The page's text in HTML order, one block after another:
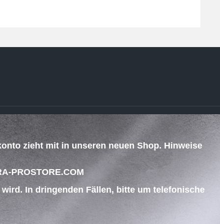
zieht mit in unseren neuen Shop. Hinweise
PROSTORE.COM
In dringenden Fällen, bitte um telefonische
ZAHLUNG & VERSAND